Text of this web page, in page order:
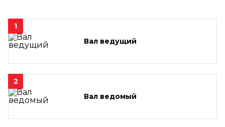
1
Вал ведущий
2
Вал ведомый